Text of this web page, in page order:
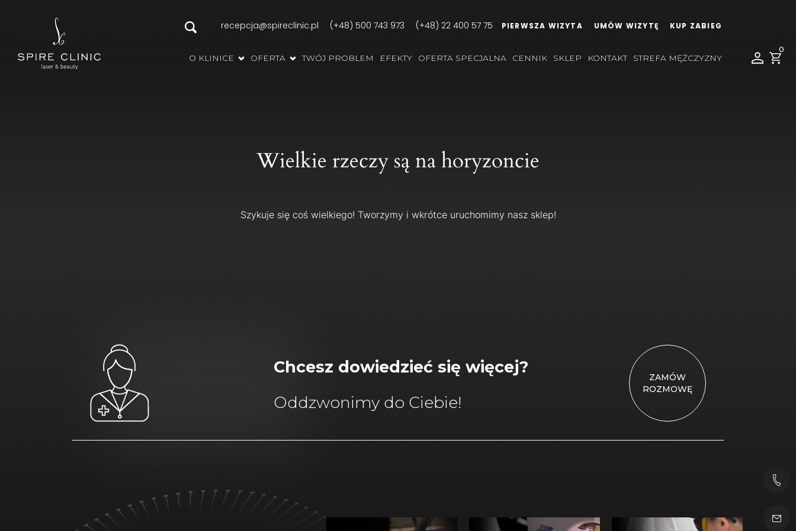
recepcja@spireclinic.pl (+48) 500 743 973 (+48) 22 400 57 75 PIERWSZA WIZYTA UMÓW WIZYTĘ KUP ZABIEG
O KLINICE OFERTA TWÓJ PROBLEM EFEKTY OFERTA SPECJALNA CENNIK SKLEP KONTAKT STREFA MĘŻCZYZNY
0
Wielkie rzeczy są na horyzoncie
Szykuje się coś wielkiego! Tworzymy i wkrótce uruchomimy nasz sklep!
Chcesz dowiedzieć się więcej?
Oddzwonimy do Ciebie!
ZAMÓW
ROZMOWĘ